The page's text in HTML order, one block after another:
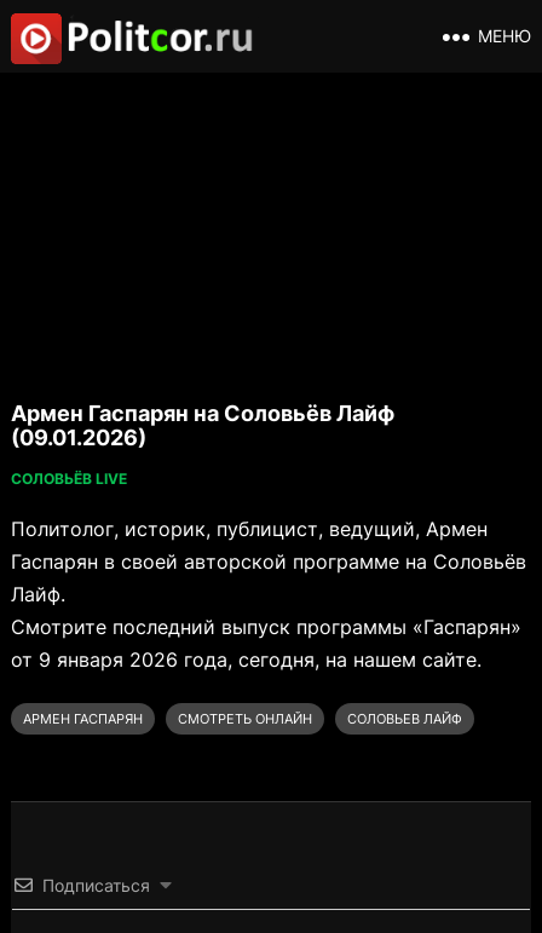
МЕНЮ
Армен Гаспарян на Соловьёв Лайф
(09.01.2026)
СОЛОВЬЁВ LIVE
Политолог, историк, публицист, ведущий, Армен
Гаспарян в своей авторской программе на Соловьёв
Лайф.
Смотрите последний выпуск программы «Гаспарян»
от 9 января 2026 года, сегодня, на нашем сайте.
АРМЕН ГАСПАРЯН СМОТРЕТЬ ОНЛАЙН СОЛОВЬЕВ ЛАЙФ
Подписаться